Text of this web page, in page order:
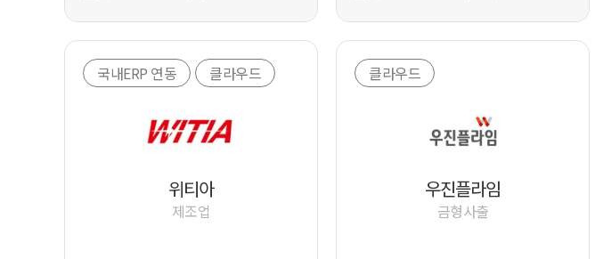
국내ERP 연동 클라우드
위티아
제조업
클라우드
우진플라임
금형사출